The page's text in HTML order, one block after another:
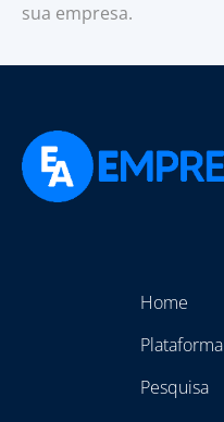
sua empresa.
Home
Plataforma
Pesquisa